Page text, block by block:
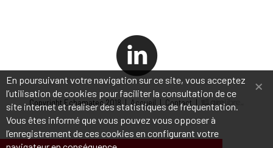
Copyright Echamatec 2018 | Accueil | Contact |
×
En poursuivant votre navigation sur ce site, vous acceptez
l’utilisation de cookies pour faciliter la consultation de ce
site internet et réaliser des statistiques de fréquentation.
Vous êtes informé que vous pouvez vous opposer à
l’enregistrement de ces cookies en configurant votre